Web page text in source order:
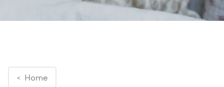
< Home